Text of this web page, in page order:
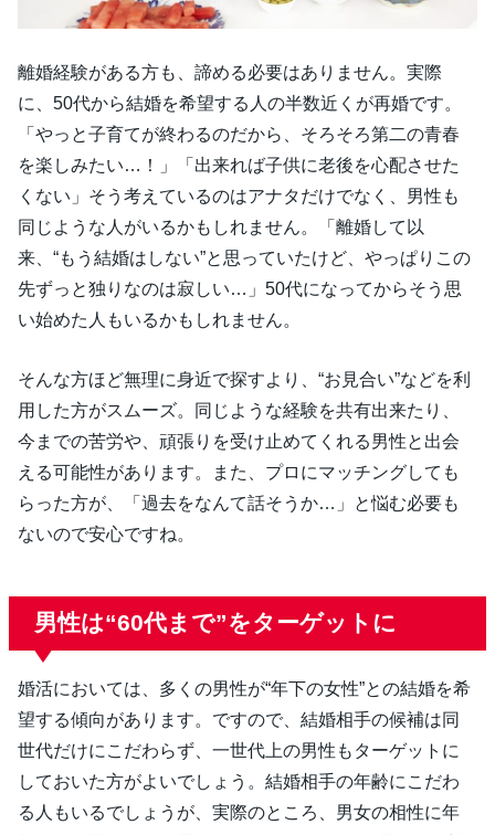
離婚経験がある方も、諦める必要はありません。実際
に、50代から結婚を希望する人の半数近くが再婚です。
「やっと子育てが終わるのだから、そろそろ第二の青春
を楽しみたい…！」「出来れば子供に老後を心配させた
くない」そう考えているのはアナタだけでなく、男性も
同じような人がいるかもしれません。「離婚して以
来、“もう結婚はしない”と思っていたけど、やっぱりこの
先ずっと独りなのは寂しい…」50代になってからそう思
い始めた人もいるかもしれません。
そんな方ほど無理に身近で探すより、“お見合い”などを利
用した方がスムーズ。同じような経験を共有出来たり、
今までの苦労や、頑張りを受け止めてくれる男性と出会
える可能性があります。また、プロにマッチングしても
らった方が、「過去をなんて話そうか…」と悩む必要も
ないので安心ですね。
男性は“60代まで”をターゲットに
婚活においては、多くの男性が“年下の女性”との結婚を希
望する傾向があります。ですので、結婚相手の候補は同
世代だけにこだわらず、一世代上の男性もターゲットに
しておいた方がよいでしょう。結婚相手の年齢にこだわ
る人もいるでしょうが、実際のところ、男女の相性に年